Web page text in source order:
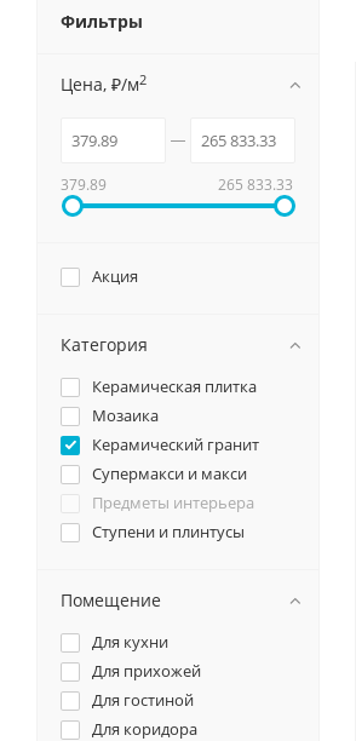
Душевые системы и ограждения
Унитазы и аксессуары
Подвесные зеркала для ванной
Мебель для ванной
Фильтры
Цена, ₽/м2
379.89 265 833.33
Акция
Категория
Керамическая плитка
Мозаика
Керамический гранит
Супермакси и макси
Предметы интерьера
Ступени и плинтусы
Помещение
Для кухни
Для прихожей
Для гостиной
Для коридора